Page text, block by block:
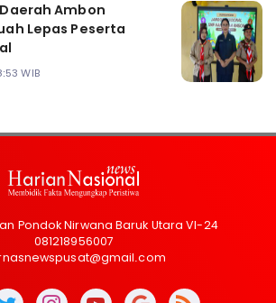
Ambon
Lepas Peserta
WIB
Pondok Nirwana Baruk Utara VI-24
081218956007